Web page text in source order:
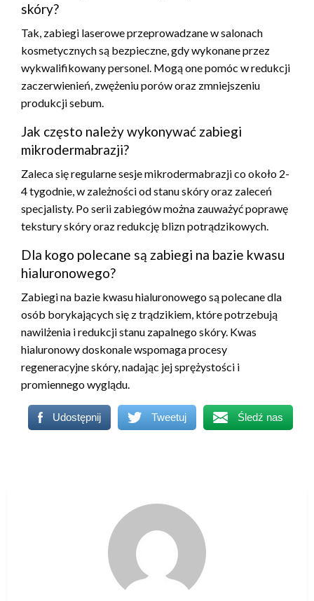
skóry?
Tak, zabiegi laserowe przeprowadzane w salonach
kosmetycznych są bezpieczne, gdy wykonane przez
wykwalifikowany personel. Mogą one pomóc w redukcji
zaczerwienień, zwężeniu porów oraz zmniejszeniu
produkcji sebum.
Jak często należy wykonywać zabiegi
mikrodermabrazji?
Zaleca się regularne sesje mikrodermabrazji co około 2-
4 tygodnie, w zależności od stanu skóry oraz zaleceń
specjalisty. Po serii zabiegów można zauważyć poprawę
tekstury skóry oraz redukcję blizn potrądzikowych.
Dla kogo polecane są zabiegi na bazie kwasu
hialuronowego?
Zabiegi na bazie kwasu hialuronowego są polecane dla
osób borykających się z trądzikiem, które potrzebują
nawilżenia i redukcji stanu zapalnego skóry. Kwas
hialuronowy doskonale wspomaga procesy
regeneracyjne skóry, nadając jej sprężystości i
promiennego wyglądu.
Udostępnij Tweetuj Śledź nas